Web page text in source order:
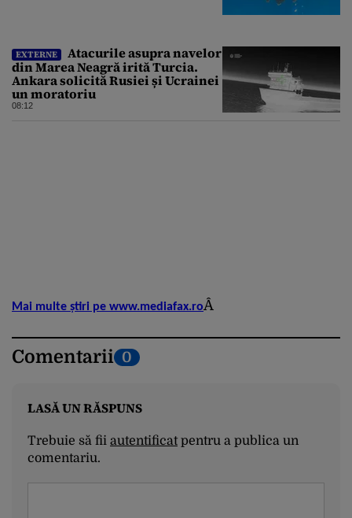
EXTERNE
Atacurile asupra navelor
din Marea Neagră irită Turcia.
Ankara solicită Rusiei și Ucrainei
un moratoriu
08:12
Mai multe știri pe www.mediafax.roÂ
Comentarii 0
LASĂ UN RĂSPUNS
Trebuie să fii autentificatpentru a publica un
comentariu.